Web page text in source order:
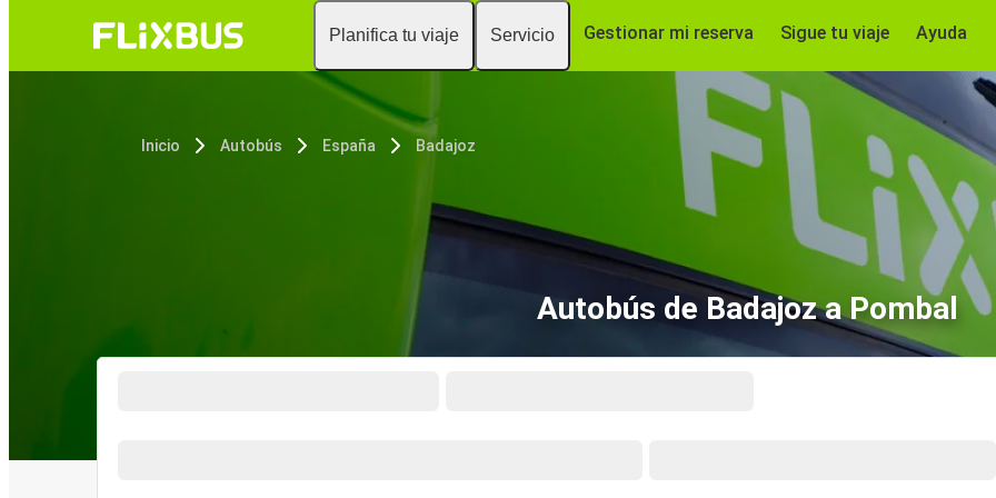
Planifica tu viaje Servicio Gestionar mi reserva Sigue tu viaje Ayuda
Inicio Autobús España Badajoz
Autobús de Badajoz a Pombal